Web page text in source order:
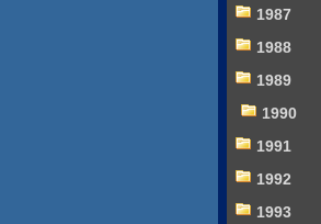
1987
1988
1989
1990
1991
1992
1993